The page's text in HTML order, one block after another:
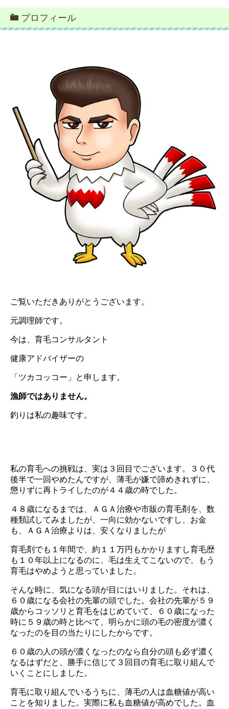
プロフィール
ご覧いただきありがとうございます。
元調理師です。
今は、育毛コンサルタント
健康アドバイザーの
「ツカコッコー」と申します。
漁師ではありません。
釣りは私の趣味です。
私の育毛への挑戦は、実は３回目でございます。３０代
後半で一回やめたんですが、薄毛が嫌で諦めきれずに、
懲りずに再トライしたのが４４歳の時でした。
４８歳になるまでは、ＡＧＡ治療や市販の育毛剤を、数
種類試してみましたが、一向に効かないですし、お金
も、ＡＧＡ治療よりは、安くなりましたが
育毛剤でも１年間で、約１１万円もかかりますし育毛歴
も１０年以上になるのに、毛は生えてこないので、もう
育毛はやめようと思っていました。
そんな時に、気になる頭が目にはいりました。それは、
６０歳になる会社の先輩の頭でした。会社の先輩が５９
歳からコッソリと育毛をはじめていて、６０歳になった
時に５９歳の時と比べて、明らかに頭の毛の密度が濃く
なったのを目の当たりにしたからです。
６０歳の人の頭が濃くなったのなら自分の頭も必ず濃く
なるはずだと、勝手に信じて３回目の育毛に取り組んで
いくことにしました。
育毛に取り組んでいるうちに、薄毛の人は血糖値が高い
ことを知りました。実際に私も血糖値が高めでした。血